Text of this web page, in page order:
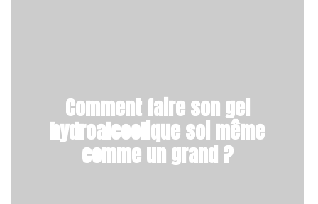
Comment faire son gel
hydroalcoolique soi même
comme un grand ?